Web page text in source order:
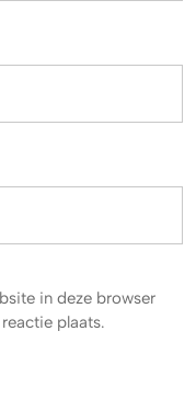
in deze browser
plaats.